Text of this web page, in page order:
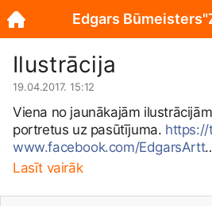
Ilustrācija
19.04.2017. 15:12
Viena no jaunākajām ilustrācijām. Zīmēju arī
portretus uz pasūtījuma. https://
www.facebook.com/EdgarsArtt
www.instagram.com/edgarsart/
Lasīt vairāk
Edgars